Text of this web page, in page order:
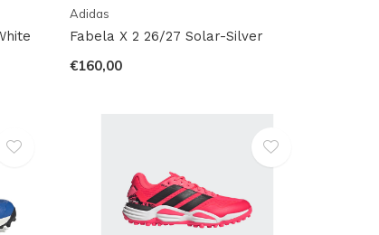
Adidas
Fabela X 2 26/27 Solar-Silver
€160,00